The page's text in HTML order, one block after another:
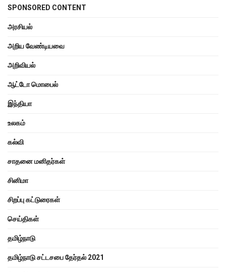
SPONSORED CONTENT
அரசியல்
அறிய வேண்டியவை
அறிவியல்
ஆட்டோ மொபைல்
இந்தியா
உலகம்
கல்வி
சாதனை மனிதர்கள்
சினிமா
சிறப்பு கட்டுரைகள்
செய்திகள்
தமிழ்நாடு
தமிழ்நாடு சட்டசபை தேர்தல் 2021